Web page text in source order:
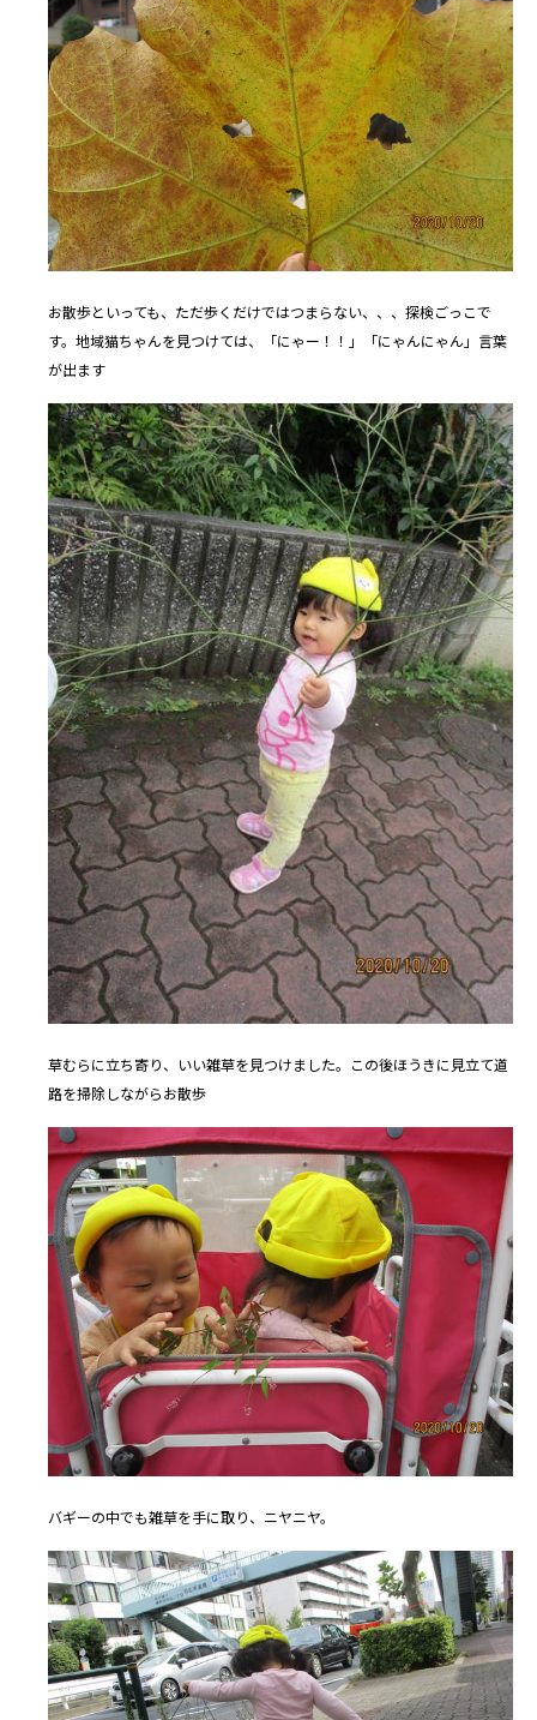
お散歩といっても、ただ歩くだけではつまらない、、、探検ごっこで
す。地域猫ちゃんを見つけては、「にゃー！！」「にゃんにゃん」言葉
が出ます
草むらに立ち寄り、いい雑草を見つけました。この後ほうきに見立て道
路を掃除しながらお散歩
バギーの中でも雑草を手に取り、ニヤニヤ。